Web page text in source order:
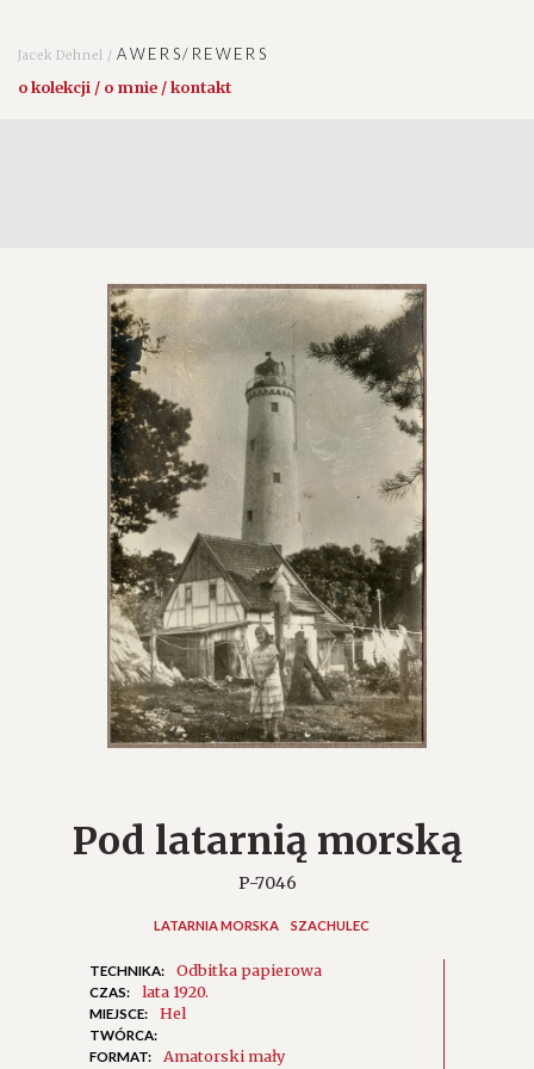
Jacek Dehnel /AWERS/REWERS
o kolekcji / o mnie / kontakt
Pod latarnią morską
P-7046
LATARNIA MORSKA SZACHULEC
TECHNIKA: Odbitka papierowa
CZAS: lata 1920.
MIEJSCE: Hel
TWÓRCA:
FORMAT:
Amatorski mały